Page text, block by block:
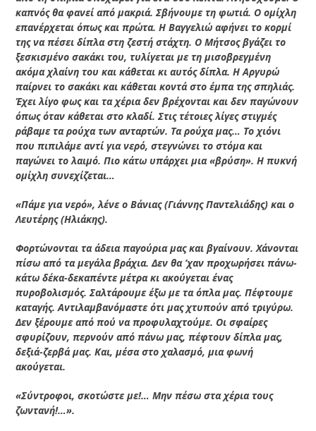
καπνός θα φανεί από μακριά. Σβήνουμε τη φωτιά. Ο ομίχλη
επανέρχεται όπως και πρώτα. Η Βαγγελιώ αφήνει το κορμί
της να πέσει δίπλα στη ζεστή στάχτη. Ο Μήτσος βγάζει το
ξεσκισμένο σακάκι του, τυλίγεται με τη μισοβρεγμένη
ακόμα χλαίνη του και κάθεται κι αυτός δίπλα. Η Αργυρώ
παίρνει το σακάκι και κάθεται κοντά στο έμπα της σπηλιάς.
Έχει λίγο φως και τα χέρια δεν βρέχονται και δεν παγώνουν
όπως όταν κάθεται στο κλαδί. Στις τέτοιες λίγες στιγμές
ράβαμε τα ρούχα των ανταρτών. Τα ρούχα μας… Το χιόνι
που πιπιλάμε αντί για νερό, στεγνώνει το στόμα και
παγώνει το λαιμό. Πιο κάτω υπάρχει μια «βρύση». Η πυκνή
ομίχλη συνεχίζεται…
«Πάμε για νερό», λένε ο Βάνιας (Γιάννης Παντελιάδης) και ο
Λευτέρης (Ηλιάκης).
Φορτώνονται τα άδεια παγούρια μας και βγαίνουν. Χάνονται
πίσω από τα μεγάλα βράχια. Δεν θα ’χαν προχωρήσει πάνω-
κάτω δέκα-δεκαπέντε μέτρα κι ακούγεται ένας
πυροβολισμός. Σαλτάρουμε έξω με τα όπλα μας. Πέφτουμε
καταγής. Αντιλαμβανόμαστε ότι μας χτυπούν από τριγύρω.
Δεν ξέρουμε από πού να προφυλαχτούμε. Οι σφαίρες
σφυρίζουν, περνούν από πάνω μας, πέφτουν δίπλα μας,
δεξιά-ζερβά μας. Και, μέσα στο χαλασμό, μια φωνή
ακούγεται.
«Σύντροφοι, σκοτώστε με!… Μην πέσω στα χέρια τους
ζωντανή!…».